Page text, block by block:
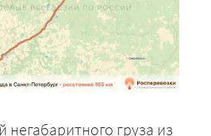
негабаритного груза из